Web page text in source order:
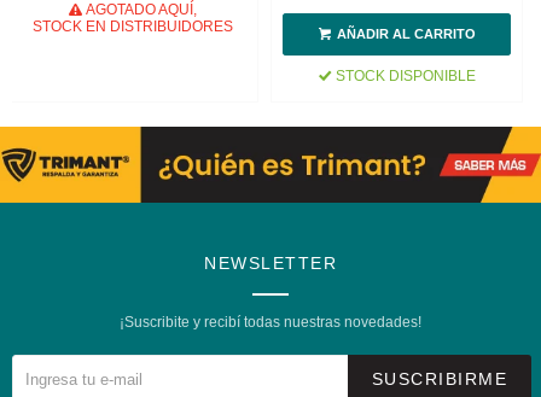
AGOTADO AQUÍ,
STOCK EN DISTRIBUIDORES
STOCK DISPONIBLE
NEWSLETTER
¡Suscribite y recibí todas nuestras novedades!
SUSCRIBIRME